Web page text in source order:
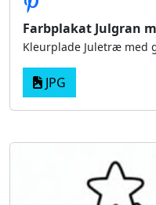
Farbplakat Julgran
Kleurplade Juletræ med
JPG